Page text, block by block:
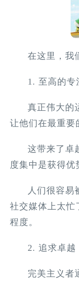
在这里，我
1. 至高的专
真正伟大的
让他们在最重要
这带来了卓
度集中是获得优
人们很容易
社交媒体上太忙
程度。
2. 追求卓越
完美主义者